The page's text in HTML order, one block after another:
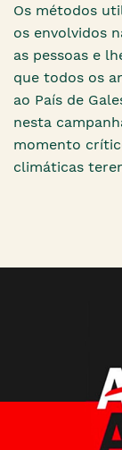
Os métodos
os envolvidos
as pessoas e
que todos os
ao País de
nesta
momento
climáticas